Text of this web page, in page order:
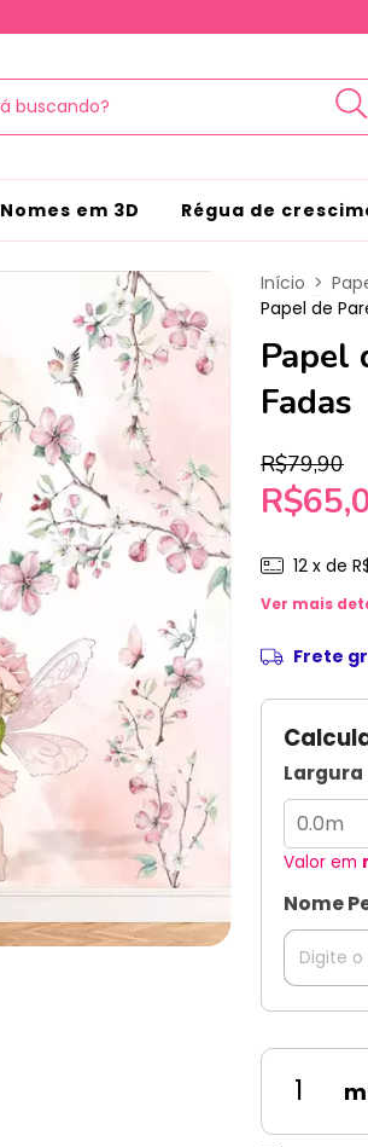
Nomes em 3D Régua de
Início >
Papel de
Papel
Fadas
R$79,90
12 x de
Ver mais
Frete
Largura
Valor em
Nome